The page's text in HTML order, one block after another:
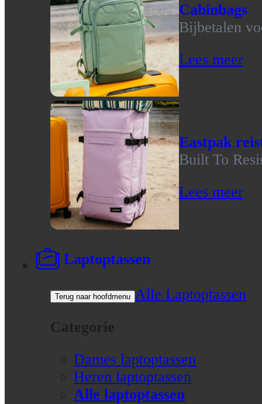
Cabinbags
Bijbetalen
Lees meer
Eastpak
Built To
Lees meer
Laptoptassen
Terug naar hoofdmenu Alle Laptoptassen
Categorie
Dames laptoptassen
Heren laptoptassen
Alle laptoptassen